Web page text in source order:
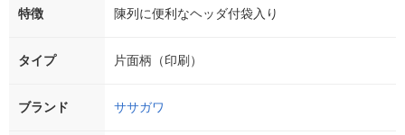
特徴 陳列に便利なヘッダ付袋入り
タイプ 片面柄（印刷）
ブランド ササガワ